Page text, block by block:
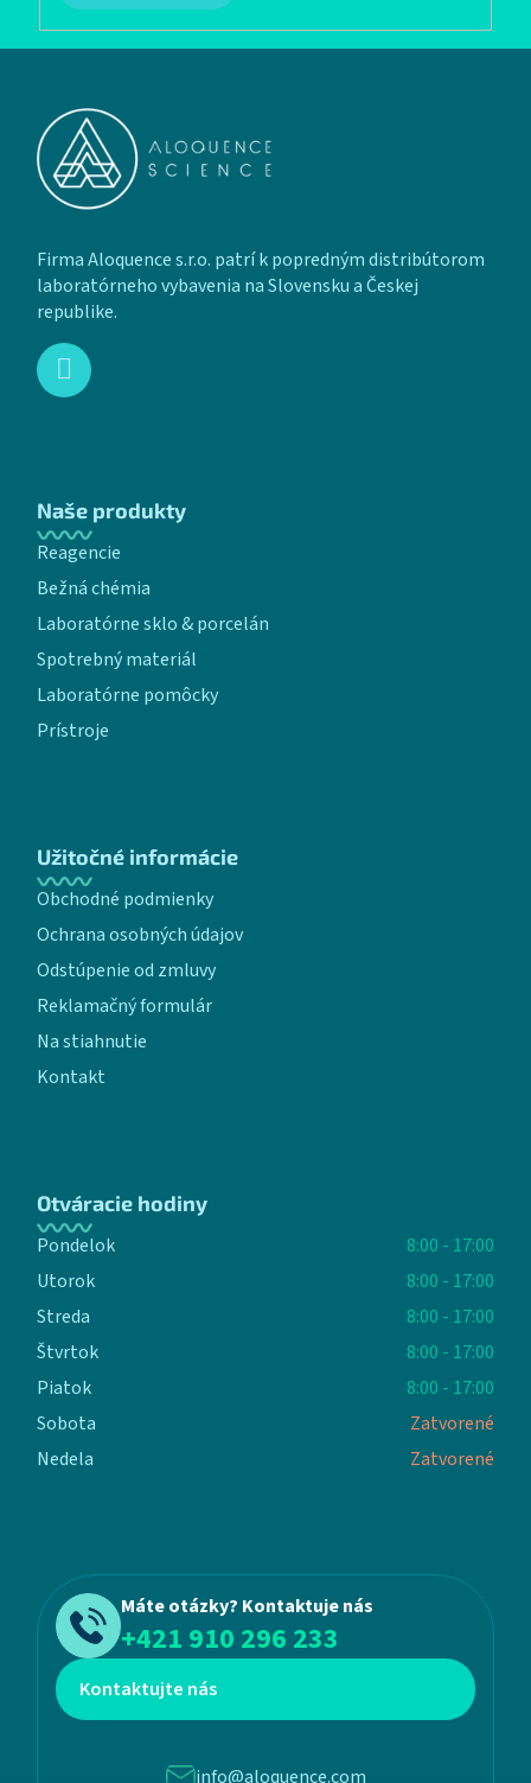
Firma Aloquence s.r.o. patrí k popredným distribútorom
laboratórneho vybavenia na Slovensku a Českej
republike.
Naše produkty
Reagencie
Bežná chémia
Laboratórne sklo & porcelán
Spotrebný materiál
Laboratórne pomôcky
Prístroje
Užitočné informácie
Obchodné podmienky
Ochrana osobných údajov
Odstúpenie od zmluvy
Reklamačný formulár
Na stiahnutie
Kontakt
Otváracie hodiny
Pondelok
8:00 - 17:00
Utorok
8:00 - 17:00
Streda
8:00 - 17:00
Štvrtok
8:00 - 17:00
Piatok
8:00 - 17:00
Sobota
Zatvorené
Nedela
Zatvorené
Máte otázky? Kontaktuje nás
+421 910 296 233
Kontaktujte nás
info@aloquence.com